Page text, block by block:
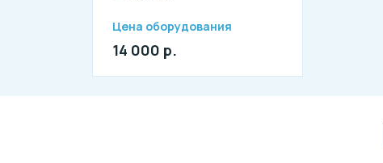
Цена оборудования
14 000 р.